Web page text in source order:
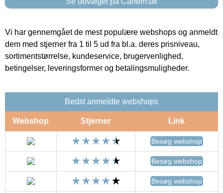
Vi har gennemgået de mest populære webshops og anmeldt
dem med stjerner fra 1 til 5 ud fra bl.a. deres prisniveau,
sortimentstørrelse, kundeservice, brugervenlighed,
betingelser, leveringsformer og betalingsmuligheder.
Bedst anmeldte webshops
Webshop Stjerner Link
Besøg webshop
Besøg webshop
Besøg webshop